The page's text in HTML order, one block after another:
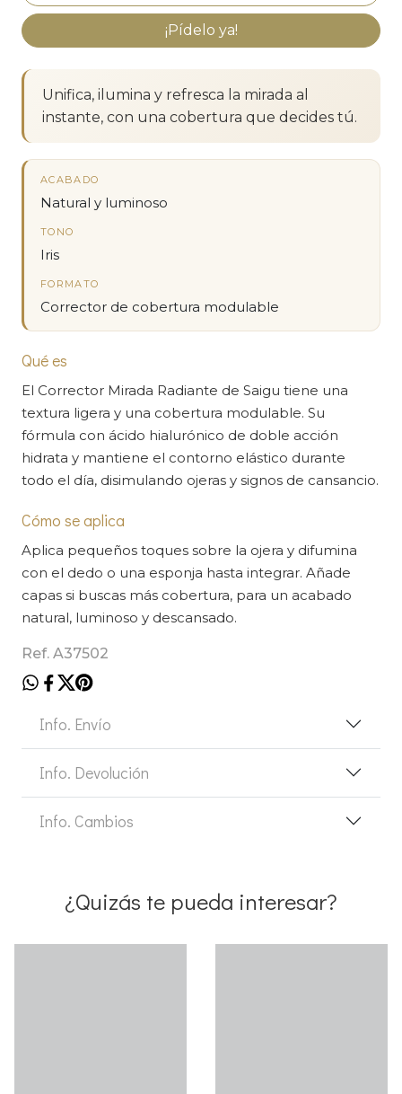
¡Pídelo ya!
Unifica, ilumina y refresca la mirada al
instante, con una cobertura que decides tú.
ACABADO
Natural y luminoso
TONO
Iris
FORMATO
Corrector de cobertura modulable
Qué es
El Corrector Mirada Radiante de Saigu tiene una
textura ligera y una cobertura modulable. Su
fórmula con ácido hialurónico de doble acción
hidrata y mantiene el contorno elástico durante
todo el día, disimulando ojeras y signos de cansancio.
Cómo se aplica
Aplica pequeños toques sobre la ojera y difumina
con el dedo o una esponja hasta integrar. Añade
capas si buscas más cobertura, para un acabado
natural, luminoso y descansado.
Ref. A37502
Info. Envío
Info. Devolución
Info. Cambios
¿Quizás te pueda interesar?